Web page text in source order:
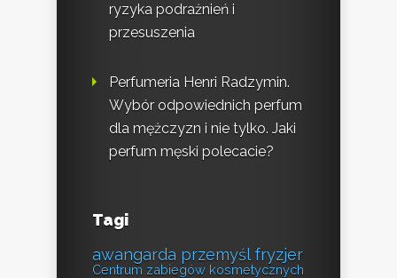
ryzyka podrażnień i
przesuszenia
Perfumeria Henri Radzymin.
Wybór odpowiednich perfum
dla mężczyzn i nie tylko. Jaki
perfum męski polecacie?
Tagi
awangarda przemyśl fryzjer
Centrum zabiegów kosmetycznych